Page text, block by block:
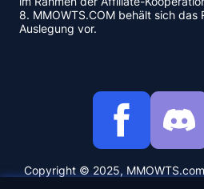
8. MMOWTS.COM behält sich
Auslegung vor.
Copyright © 2025,